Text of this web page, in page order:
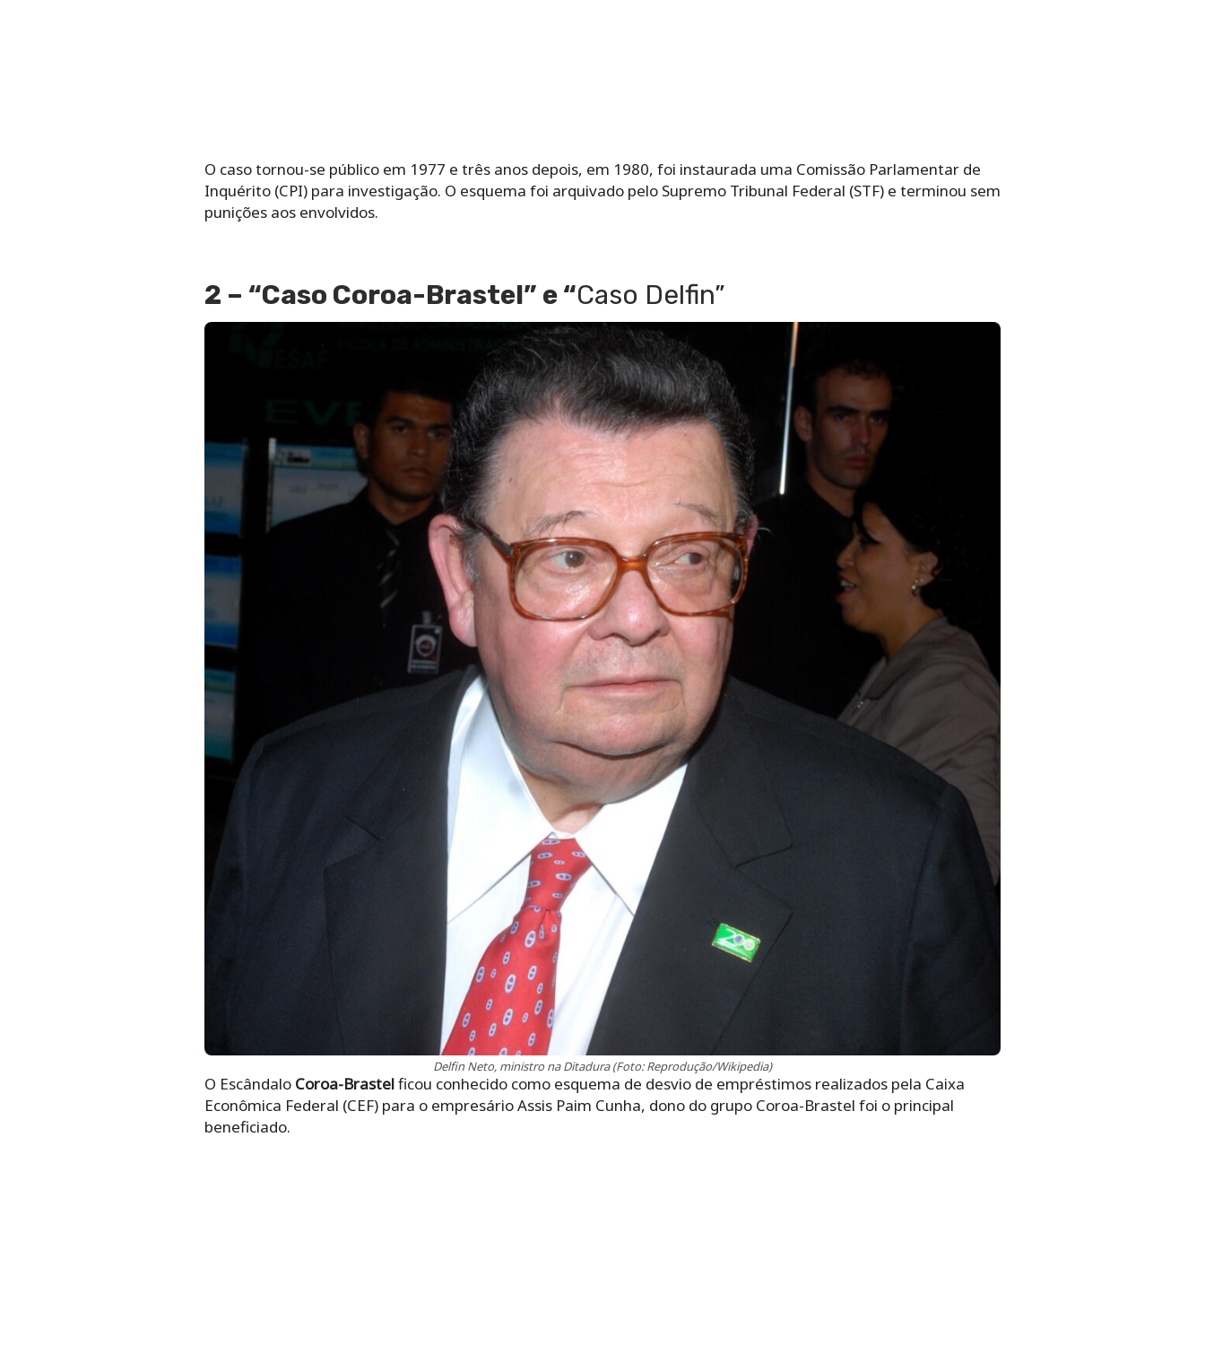
O caso tornou-se público em 1977 e três anos depois, em 1980, foi instaurada uma Comissão Parlamentar de
Inquérito (CPI) para investigação. O esquema foi arquivado pelo Supremo Tribunal Federal (STF) e terminou sem
punições aos envolvidos.
2 – “Caso Coroa-Brastel” e “Caso Delfin”
Delfin Neto, ministro na Ditadura (Foto: Reprodução/Wikipedia)
O Escândalo Coroa-Brastelficou conhecido como esquema de desvio de empréstimos realizados pela Caixa
Econômica Federal (CEF) para o empresário Assis Paim Cunha, dono do grupo Coroa-Brastel foi o principal
beneficiado.